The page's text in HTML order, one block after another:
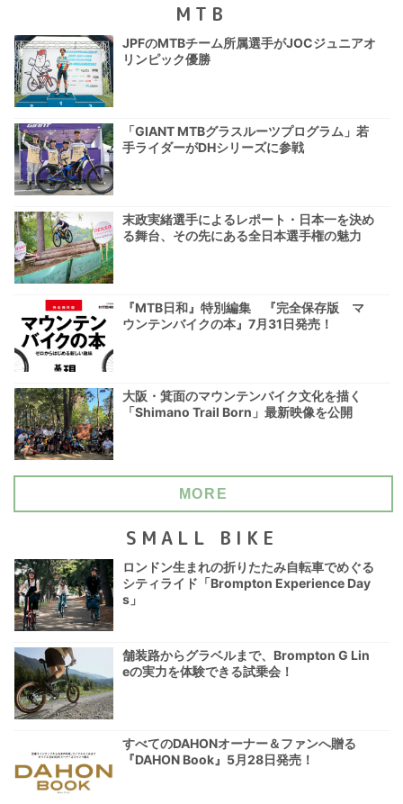
MTB
JPFのMTBチーム所属選手がJOCジュニアオ
リンピック優勝
「GIANT MTBグラスルーツプログラム」若
手ライダーがDHシリーズに参戦
末政実緒選手によるレポート・日本一を決め
る舞台、その先にある全日本選手権の魅力
『MTB日和』特別編集 『完全保存版 マ
ウンテンバイクの本』7月31日発売！
大阪・箕面のマウンテンバイク文化を描く
「Shimano Trail Born」最新映像を公開
MORE
SMALL BIKE
ロンドン生まれの折りたたみ自転車でめぐる
シティライド「Brompton Experience Day
s」
舗装路からグラベルまで、Brompton G Lin
eの実力を体験できる試乗会！
すべてのDAHONオーナー＆ファンへ贈る
『DAHON Book』5月28日発売！